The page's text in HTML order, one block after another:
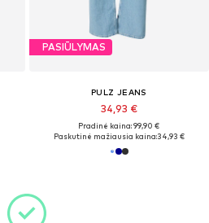
PASIŪLYMAS
PULZ JEANS
34,93 €
Pradinė kaina: 99,90 €
Paskutinė mažiausia kaina:34,93 €